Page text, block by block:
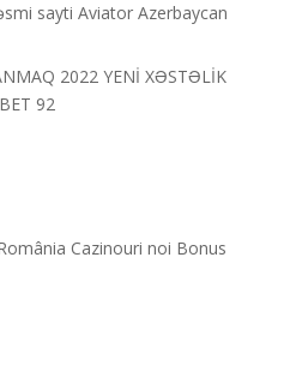
sayti Aviator Azerbaycan
2022 YENİ XƏSTƏLİK
92
Cazinouri noi Bonus